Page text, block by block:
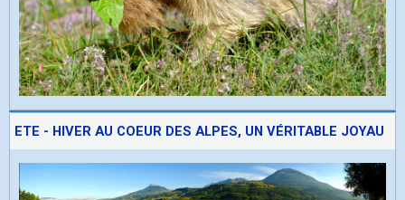
ETE - HIVER AU COEUR DES ALPES, UN VÉRITABLE JOYAU